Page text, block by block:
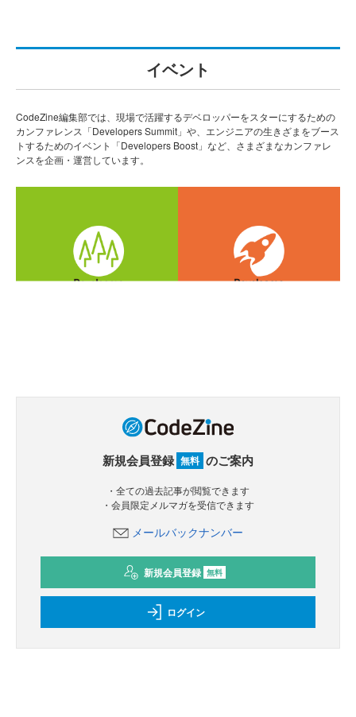
イベント
CodeZine編集部では、現場で活躍するデベロッパーをスターにするための
カンファレンス「Developers Summit」や、エンジニアの生きざまをブース
トするためのイベント「Developers Boost」など、さまざまなカンファレ
ンスを企画・運営しています。
新規会員登録 無料 のご案内
・全ての過去記事が閲覧できます
・会員限定メルマガを受信できます
メールバックナンバー
新規会員登録 無料
ログイン